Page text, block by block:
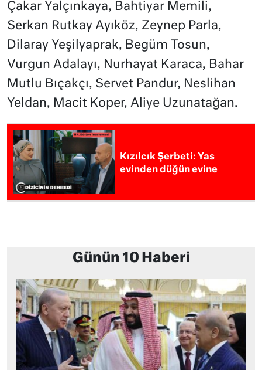
Çakar Yalçınkaya, Bahtiyar Memili,
Serkan Rutkay Ayıköz, Zeynep Parla,
Dilaray Yeşilyaprak, Begüm Tosun,
Vurgun Adalayı, Nurhayat Karaca, Bahar
Mutlu Bıçakçı, Servet Pandur, Neslihan
Yeldan, Macit Koper, Aliye Uzunatağan.
Kızılcık Şerbeti: Yas
evinden düğün evine
Günün 10 Haberi